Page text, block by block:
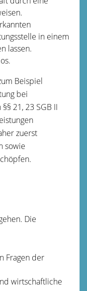
in einem
lassen.
Beispiel
bei
21, 23 SGB II
zuerst
sowie
Die
Fragen der
wirtschaftliche